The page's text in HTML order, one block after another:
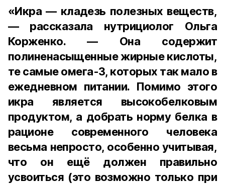
«Икра — кладезь полезных веществ,
— рассказала нутрициолог Ольга
Корженко. — Она содержит
полиненасыщенные жирные кислоты,
те самые омега-3, которых так мало в
ежедневном питании. Помимо этого
икра является высокобелковым
продуктом, а добрать норму белка в
рационе современного человека
весьма непросто, особенно учитывая,
что он ещё должен правильно
усвоиться (это возможно только при